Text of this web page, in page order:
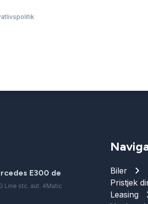
E300 de
Line stc. aut. 4Matic
Biler
Pristjek
Leasing